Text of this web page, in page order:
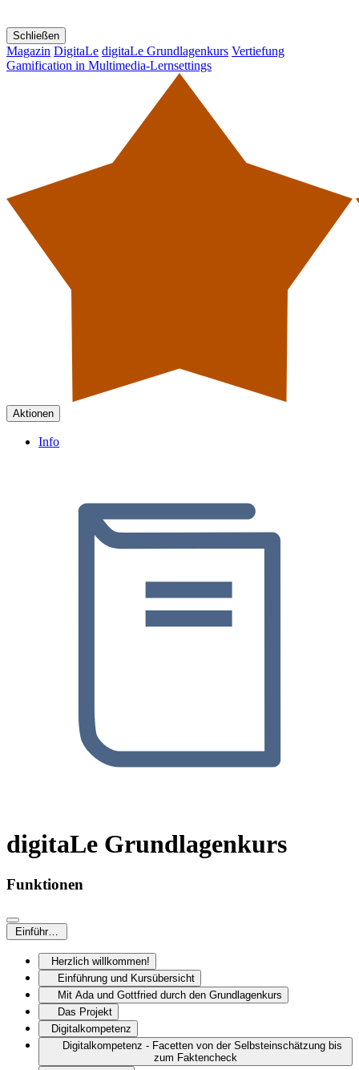
Schließen
Magazin DigitaLe digitaLe Grundlagenkurs Vertiefung
Gamification in Multimedia-Lernsettings
Aktionen
Info
digitaLe Grundlagenkurs
Funktionen
Einführung & Kompetenzen
Herzlich willkommen!
Einführung und Kursübersicht
Mit Ada und Gottfried durch den Grundlagenkurs
Das Projekt
Digitalkompetenz
Digitalkompetenz - Facetten von der Selbsteinschätzung bis
zum Faktencheck